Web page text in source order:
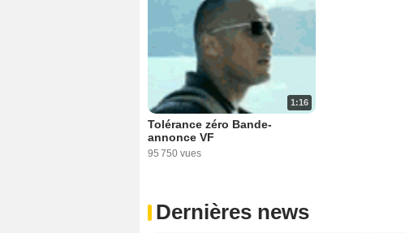
1:16
Tolérance zéro Bande-
annonce VF
95 750 vues
Dernières news